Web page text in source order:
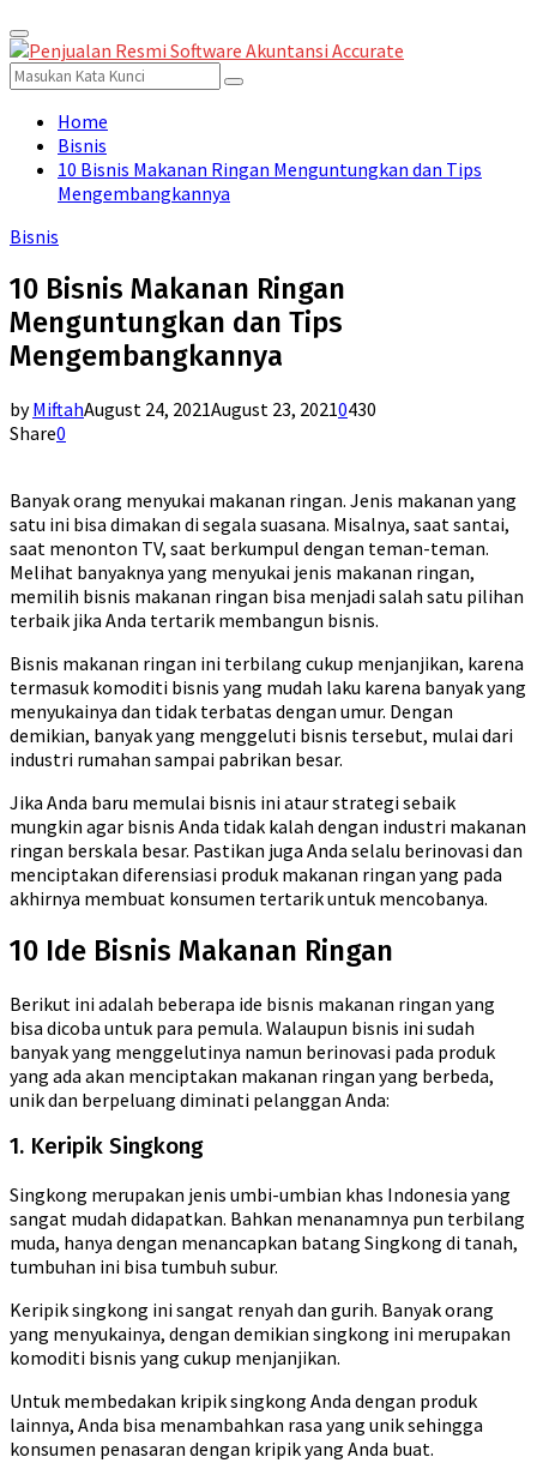
for:
Primary
Menu
Search
for:
Search
Home
Bisnis
10 Bisnis Makanan Ringan Menguntungkan dan Tips
Mengembangkannya
Bisnis
10 Bisnis Makanan Ringan
Menguntungkan dan Tips
Mengembangkannya
byMiftahAugust 24, 2021August 23, 20210430
Share0
Banyak orang menyukai makanan ringan. Jenis makanan yang
satu ini bisa dimakan di segala suasana. Misalnya, saat santai,
saat menonton TV, saat berkumpul dengan teman-teman.
Melihat banyaknya yang menyukai jenis makanan ringan,
memilih bisnis makanan ringan bisa menjadi salah satu pilihan
terbaik jika Anda tertarik membangun bisnis.
Bisnis makanan ringan ini terbilang cukup menjanjikan, karena
termasuk komoditi bisnis yang mudah laku karena banyak yang
menyukainya dan tidak terbatas dengan umur. Dengan
demikian, banyak yang menggeluti bisnis tersebut, mulai dari
industri rumahan sampai pabrikan besar.
Jika Anda baru memulai bisnis ini ataur strategi sebaik
mungkin agar bisnis Anda tidak kalah dengan industri makanan
ringan berskala besar. Pastikan juga Anda selalu berinovasi dan
menciptakan diferensiasi produk makanan ringan yang pada
akhirnya membuat konsumen tertarik untuk mencobanya.
10 Ide Bisnis Makanan Ringan
Berikut ini adalah beberapa ide bisnis makanan ringan yang
bisa dicoba untuk para pemula. Walaupun bisnis ini sudah
banyak yang menggelutinya namun berinovasi pada produk
yang ada akan menciptakan makanan ringan yang berbeda,
unik dan berpeluang diminati pelanggan Anda:
1. Keripik Singkong
Singkong merupakan jenis umbi-umbian khas Indonesia yang
sangat mudah didapatkan. Bahkan menanamnya pun terbilang
muda, hanya dengan menancapkan batang Singkong di tanah,
tumbuhan ini bisa tumbuh subur.
Keripik singkong ini sangat renyah dan gurih. Banyak orang
yang menyukainya, dengan demikian singkong ini merupakan
komoditi bisnis yang cukup menjanjikan.
Untuk membedakan kripik singkong Anda dengan produk
lainnya, Anda bisa menambahkan rasa yang unik sehingga
konsumen penasaran dengan kripik yang Anda buat.